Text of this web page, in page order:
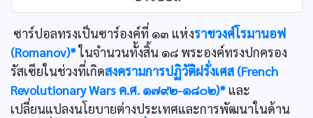
ซาร์ปอลทรงเป็นซาร์องค์ที่ ๑๓ แห่งราชวงศ์โรมานอฟ
(Romanov)*ในจำนวนทั้งสิ้น ๑๘ พระองค์ทรงปกครอง
รัสเซียในช่วงที่เกิดสงครามการปฏิวัติฝรั่งเศส (French
Revolutionary Wars ค.ศ. ๑๗๙๒-๑๘๐๒)* และ
เปลี่ยนแปลงนโยบายต่างประเทศและการพัฒนาในด้าน